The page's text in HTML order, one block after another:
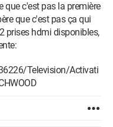
que c'est pas la première
que c'est pas ça qui
prises hdmi disponibles,
Television/Activati